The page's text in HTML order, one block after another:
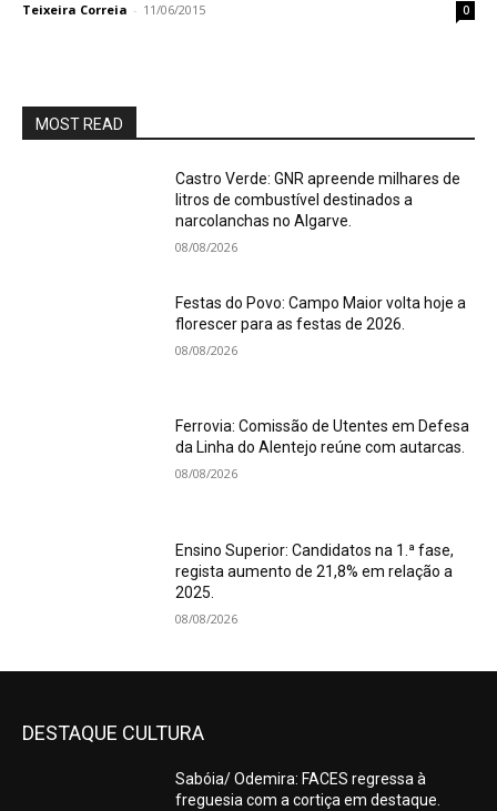
Teixeira Correia - 11/06/2015 0
MOST READ
Castro Verde: GNR apreende milhares de
litros de combustível destinados a
narcolanchas no Algarve.
08/08/2026
Festas do Povo: Campo Maior volta hoje a
florescer para as festas de 2026.
08/08/2026
Ferrovia: Comissão de Utentes em Defesa
da Linha do Alentejo reúne com autarcas.
08/08/2026
Ensino Superior: Candidatos na 1.ª fase,
regista aumento de 21,8% em relação a
2025.
08/08/2026
DESTAQUE CULTURA
Sabóia/ Odemira: FACES regressa à
freguesia com a cortiça em destaque.